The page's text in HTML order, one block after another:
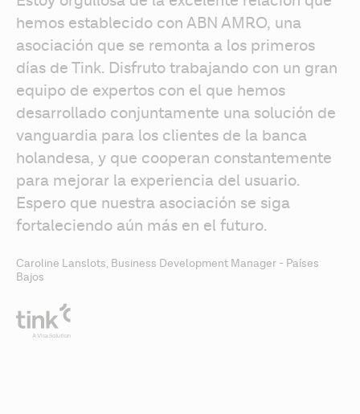
hemos establecido con ABN AMRO, una
asociación que se remonta a los primeros
días de Tink. Disfruto trabajando con un gran
equipo de expertos con el que hemos
desarrollado conjuntamente una solución de
vanguardia para los clientes de la banca
holandesa, y que cooperan constantemente
para mejorar la experiencia del usuario.
Espero que nuestra asociación se siga
fortaleciendo aún más en el futuro.
Caroline Lanslots, Business Development Manager - Países
Bajos